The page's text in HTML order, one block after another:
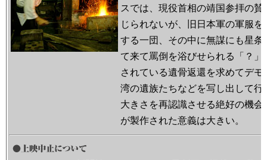
スでは、現役首相の靖国参拝の
じられないが、旧日本軍の軍服
する一団、その中に無謀にも星
て来て罵倒を浴びせられる「？
されている遺骨返還を求めてデ
湾の遺族たちなどを写し出して
大きさを再認識させる絶好の機
が製作された意義は大きい。